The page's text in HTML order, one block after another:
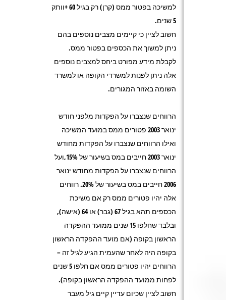
למשיכה בפטור ממס (קרן) רק בגיל 60 +וותק
5 שנים.
חשוב לציין כי קיימים מצבים נוספים בהם
ניתן למשוך את הכספים בפטור ממס.
לקבלת מידע מפורט ביחס למצבים נוספים
אלה ניתן לפנות למשרדי הקופה או למשרד
השומה באזור המגורים.
הרווחים שנצברו על הפקדות מלפני חודש
ינואר 2003 פטורים ממס במועד המשיכה
ואילו הרווחים שנצברו על הפקדות מחודש
ינואר 2003 חייבים במס בשיעור של 15%,ועל
הרווחים שנצברו על הפקדות מחודש ינואר
2006 חייבים במס בשיעור של 20%. רווחים
אלה יהיו פטורים ממס רק אם משיכת
הכספים תהא בגיל 67 (גבר) או 64 (אישה),
ובלבד שחלפו 15 שנים ממועד ההפקדה
הראשון בקופה (אם מועד ההפקדה הראשון
בקופה היה לאחר שהעמית הגיע לגיל זה –
הרווחים יהיו פטורים ממס אם חלפו 5 שנים
לפחות ממועד ההפקדה הראשון בקופה).
חשוב לציין שכיום עדיין קיים גיל מעבר